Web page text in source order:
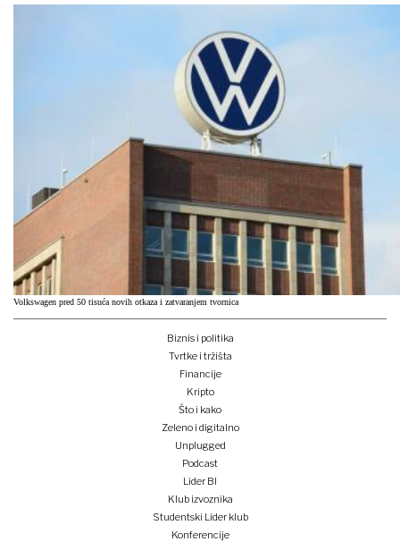
Volkswagen pred 50 tisuća novih otkaza i zatvaranjem tvornica
Biznis i politika
Tvrtke i tržišta
Financije
Kripto
Što i kako
Zeleno i digitalno
Unplugged
Podcast
Lider BI
Klub izvoznika
Studentski Lider klub
Konferencije